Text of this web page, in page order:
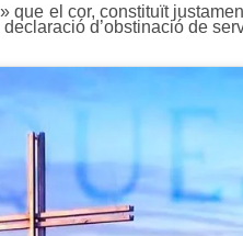
el cor, constituït
d’obstinació de